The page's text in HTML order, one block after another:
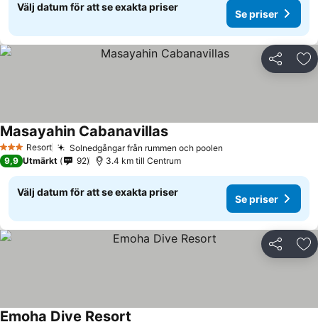
Välj datum för att se exakta priser
Se priser
Dela
3 StjärnorResort Solnedgångar från rummen och poolen
Masayahin Cabanavillas
9,9 Utmärkt 92 3.4 km till Centrum
Välj datum för att se exakta priser
Se priser
Dela
Emoha Dive Resort